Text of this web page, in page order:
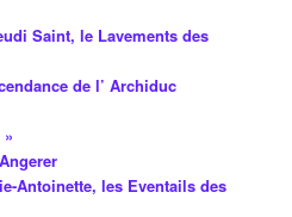
Saint, le Lavements des
de l’ Archiduc
Antoinette, les Eventails des